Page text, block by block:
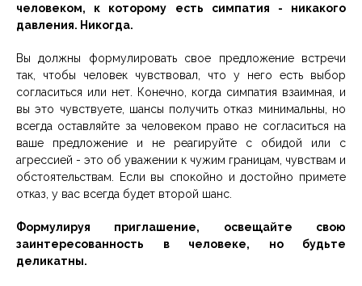
человеком, к которому есть симпатия - никакого
давления. Никогда.
Вы должны формулировать свое предложение встречи
так, чтобы человек чувствовал, что у него есть выбор
согласиться или нет. Конечно, когда симпатия взаимная, и
вы это чувствуете, шансы получить отказ минимальны, но
всегда оставляйте за человеком право не согласиться на
ваше предложение и не реагируйте с обидой или с
агрессией - это об уважении к чужим границам, чувствам и
обстоятельствам. Если вы спокойно и достойно примете
отказ, у вас всегда будет второй шанс.
Формулируя приглашение, освещайте свою
заинтересованность в человеке, но будьте
деликатны.